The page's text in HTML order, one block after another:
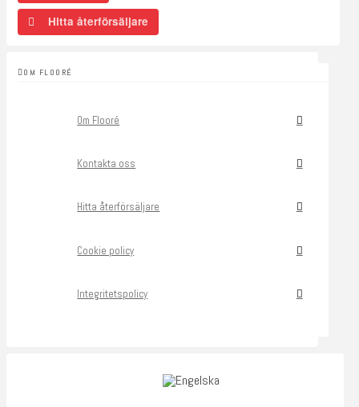
Hitta återförsäljare
OM FLOORÉ
Om Flooré
Kontakta oss
Hitta återförsäljare
Cookie policy
Integritetspolicy